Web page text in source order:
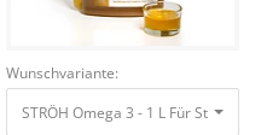
Wunschvariante:
STRÖH Omega 3 -